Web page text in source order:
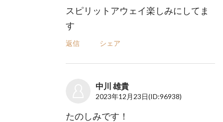
スピリットアウェイ楽しみにしてま
す
返信 シェア
中川 雄貴
2023年12月23日(ID:96938)
たのしみです！